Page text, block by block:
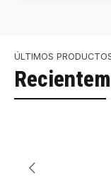
ÚLTIMOS